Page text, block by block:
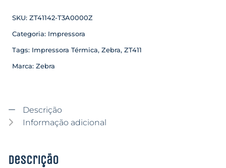
SKU: ZT41142-T3A0000Z
Categoria: Impressora
Tags: Impressora Térmica, Zebra, ZT411
Marca: Zebra
Descrição
Informação adicional
Descrição